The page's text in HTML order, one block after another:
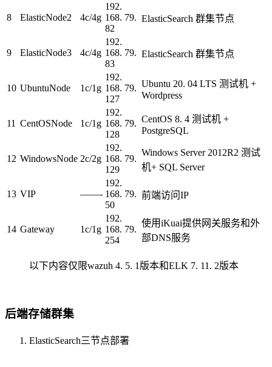
8 ElasticNode2 4c/4g
192.
168. 79.
82
ElasticSearch 群集节点
9 ElasticNode3 4c/4g
192.
168. 79.
83
ElasticSearch 群集节点
10 UbuntuNode 1c/1g
192.
168. 79.
127
Ubuntu 20. 04 LTS 测试机 +
Wordpress
11 CentOSNode 1c/1g
192.
168. 79.
128
CentOS 8. 4 测试机 +
PostgreSQL
12 WindowsNode 2c/2g
192.
168. 79.
129
Windows Server 2012R2 测试
机+ SQL Server
13 VIP ——-
192.
168. 79.
50
前端访问IP
14 Gateway 1c/1g
192.
168. 79.
254
使用iKuai提供网关服务和外
部DNS服务
以下内容仅限wazuh 4. 5. 1版本和ELK 7. 11. 2版本
后端存储群集
ElasticSearch三节点部署